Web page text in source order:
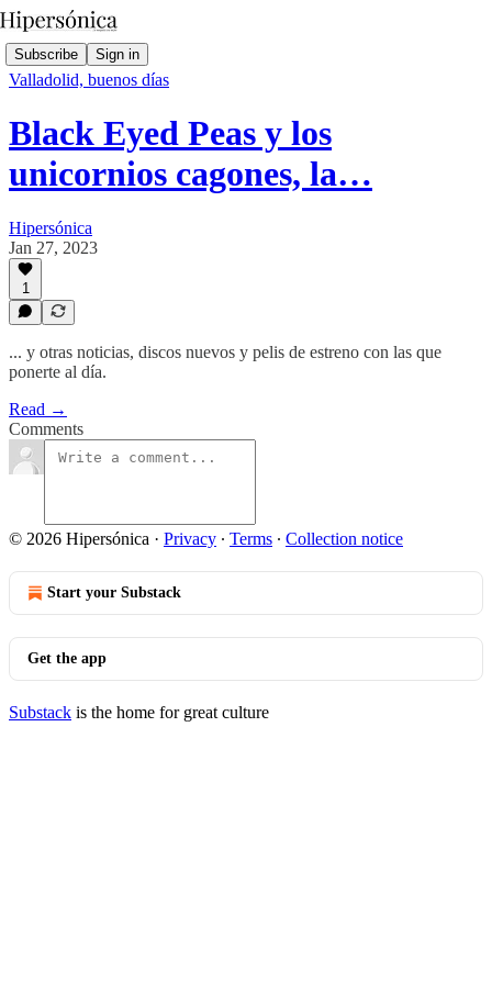
Subscribe Sign in
Valladolid, buenos días
Black Eyed Peas y los
unicornios cagones, la…
Hipersónica
Jan 27, 2023
1
... y otras noticias, discos nuevos y pelis de estreno con las que
ponerte al día.
Read →
Comments
© 2026 Hipersónica · Privacy ∙ Terms ∙ Collection notice
Start your Substack
Get the app
Substack is the home for great culture